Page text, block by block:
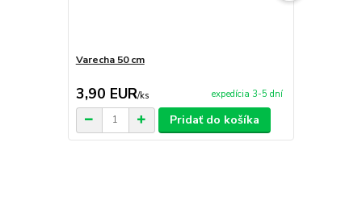
Varecha 50 cm
3,90 EUR/ks expedícia 3-5 dní
Pridať do košíka